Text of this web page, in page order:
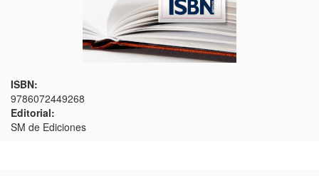
ISBN:
9786072449268
Editorial:
SM de Ediciones